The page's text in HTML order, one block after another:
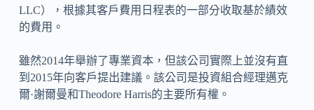
LLC），根據其客戶費用日程表的一部分收取基於績效
的費用。
雖然2014年舉辦了專業資本，但該公司實際上並沒有直
到2015年向客戶提出建議。該公司是投資組合經理邁克
爾·謝爾曼和Theodore Harris的主要所有權。